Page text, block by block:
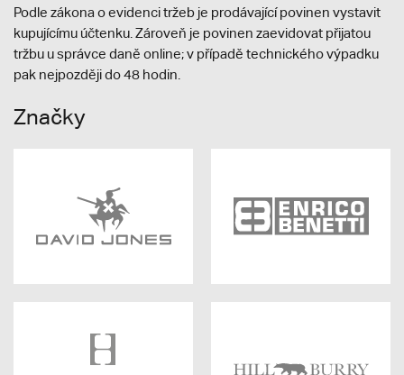
Podle zákona o evidenci tržeb je prodávající povinen vystavit
kupujícímu účtenku. Zároveň je povinen zaevidovat přijatou
tržbu u správce daně online; v případě technického výpadku
pak nejpozději do 48 hodin.
Značky